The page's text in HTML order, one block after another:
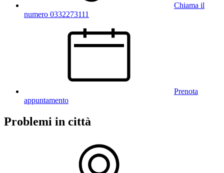
Chiama il
numero 0332273111
Prenota
appuntamento
Problemi in città